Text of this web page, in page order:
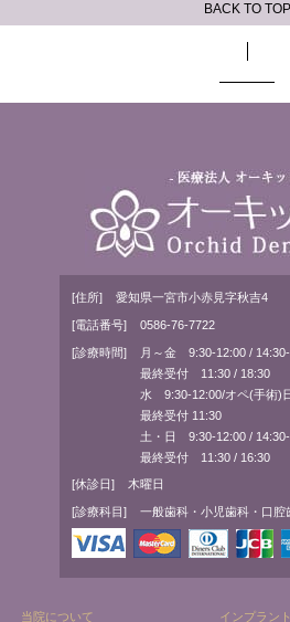
BACK TO TOP
[住所] 愛知県一宮市小赤見字秋吉4
[電話番号] 0586-76-7722
[診療時間]
月～金 9:30-12:00 /
最終受付 11:30 / 18:30
水 9:30-12:00/オペ(手術)
最終受付 11:30
土・日 9:30-12:00 /
最終受付 11:30 / 16:30
[休診日] 木曜日
[診療科目] 一般歯科・小児歯科・口腔
当院について インプラン